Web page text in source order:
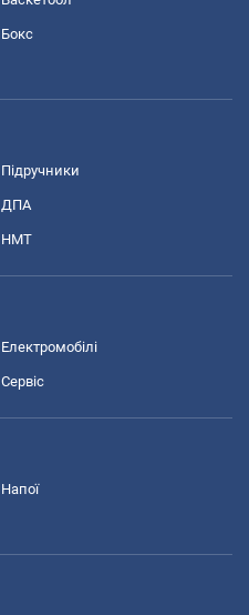
Бокс
Підручники
ДПА
НМТ
Електромобілі
Сервіс
Напої